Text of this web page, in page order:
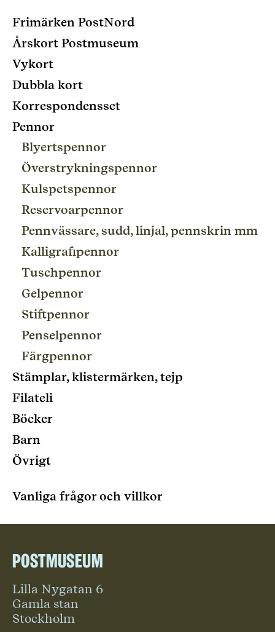
Frimärken PostNord
Årskort Postmuseum
Vykort
Dubbla kort
Korrespondensset
Pennor
Blyertspennor
Överstrykningspennor
Kulspetspennor
Reservoarpennor
Pennvässare, sudd, linjal, pennskrin mm
Kalligrafipennor
Tuschpennor
Gelpennor
Stiftpennor
Penselpennor
Färgpennor
Stämplar, klistermärken, tejp
Filateli
Böcker
Barn
Övrigt
Vanliga frågor och villkor
Postmuseum
Lilla Nygatan 6
Gamla stan
Stockholm